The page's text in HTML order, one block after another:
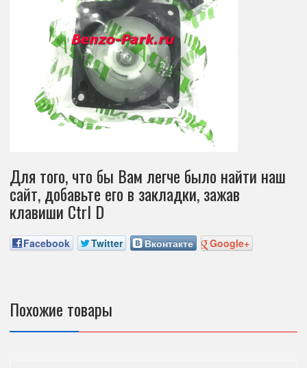
Для того, что бы Вам легче было найти наш
сайт, добавьте его в закладки, зажав
клавиши Ctrl D
Facebook Twitter Вконтакте Google+
Похожие товары